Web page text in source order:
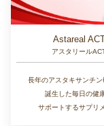
Astareal
アスタリール
長年のアスタキサンチン
誕生した毎日の健
サポートするサプリ